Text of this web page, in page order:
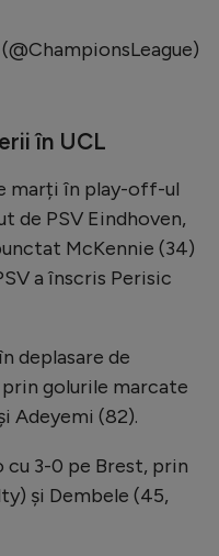
în UCL
marți în play-off-ul
de PSV Eindhoven,
McKennie (34)
a înscris Perisic
deplasare de
golurile marcate
Adeyemi (82).
cu 3-0 pe Brest, prin
şi Dembele (45,